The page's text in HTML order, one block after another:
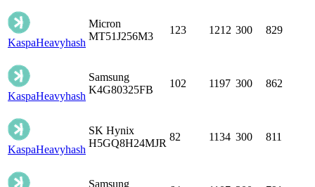
KaspaHeavyhash
Micron
MT51J256M3
123 1212 300 829
KaspaHeavyhash
Samsung
K4G80325FB
102 1197 300 862
KaspaHeavyhash
SK Hynix
H5GQ8H24MJR
82 1134 300 811
Samsung